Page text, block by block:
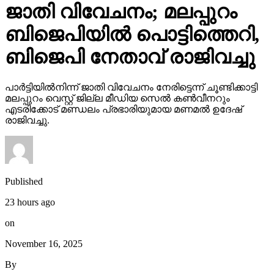
ജാതി വിവേചനം; മലപ്പുറം
ബിജെപിയില്‍ പൊട്ടിത്തെറി,
ബിജെപി നേതാവ് രാജിവച്ചു
പാര്‍ട്ടിയില്‍നിന്ന് ജാതി വിവേചനം നേരിട്ടെന്ന് ചൂണ്ടിക്കാട്ടി
മലപ്പുറം വെസ്റ്റ് ജില്ല മീഡിയ സെല്‍ കണ്‍വീനറും
എടരിക്കോട് മണ്ഡലം പ്രഭാരിയുമായ മണമല്‍ ഉദേഷ്
രാജിവച്ചു.
Published
23 hours ago
on
November 16, 2025
By